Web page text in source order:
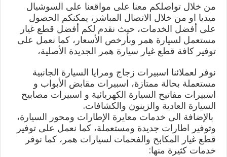
من خلال تواصلكم معنا على مواقعنا على السوشيال
ميديا او من خلال الاتصال المباشر، يمكنكم الحصول
على أفضل الخدمات، حيث نقدم لكم أفضل قطع غيار
مستعمل لسيارة همر وبأرخص الأسعار، كما نعمل على
توفير كافة قطع غيار سيارة همر الجديدة الأصلية،
نوفر لعملائنا اسبيرات زجاج ومرايا السيارة الجانبية
مستعملة بحالة ممتازة، اسبيرات مقابض الأبواب و
اسبيرات مفاتيح السيارة الكهربائية و اسبيرات مصابيح
السيارة العادية والزينون والكشافات.
بالإضافة الى خدمات معايرة الإطارات ومحور السيارة،
وتوفير اطارات جديدة ومستعملة، كما نعمل على توفير
قطع غيار المكابح والفحمات لسيارات همر، كما نوفر
خدمات كثيرة منها: